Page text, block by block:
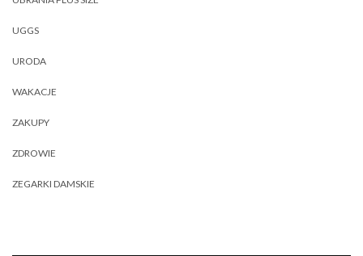
UGGS
URODA
WAKACJE
ZAKUPY
ZDROWIE
ZEGARKI DAMSKIE